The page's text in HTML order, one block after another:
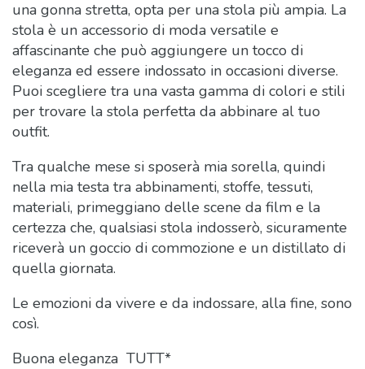
una gonna stretta, opta per una stola più ampia. La
stola è un accessorio di moda versatile e
affascinante che può aggiungere un tocco di
eleganza ed essere indossato in occasioni diverse.
Puoi scegliere tra una vasta gamma di colori e stili
per trovare la stola perfetta da abbinare al tuo
outfit.
Tra qualche mese si sposerà mia sorella, quindi
nella mia testa tra abbinamenti, stoffe, tessuti,
materiali, primeggiano delle scene da film e la
certezza che, qualsiasi stola indosserò, sicuramente
riceverà un goccio di commozione e un distillato di
quella giornata.
Le emozioni da vivere e da indossare, alla fine, sono
così.
Buona eleganza TUTT*